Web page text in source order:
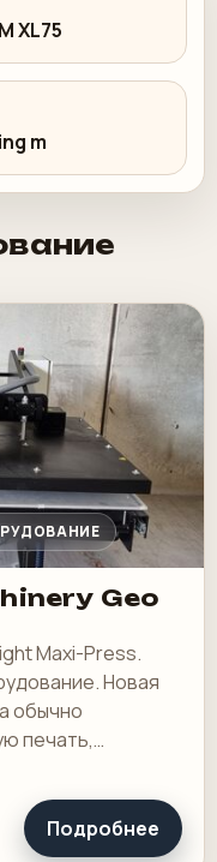
XL75
m
Geo
Maxi-Press.
Новая
обычно
печать,
в смене.
Подробнее